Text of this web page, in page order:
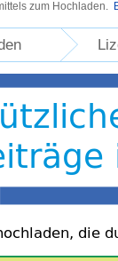
zum Hochladen.